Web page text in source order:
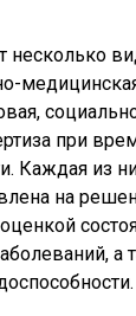
несколько
при
Каждая из
на
а